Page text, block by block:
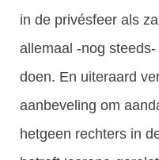
in de privésfeer als
allemaal -nog
doen. En uiteraard
aanbeveling om
hetgeen rechters in